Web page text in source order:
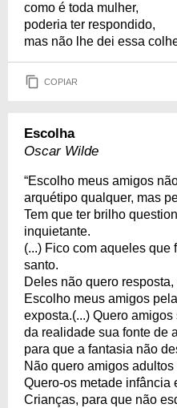
como é toda mulher,
poderia ter respondido,
mas não lhe dei essa
COPIAR
Escolha
Oscar Wilde
“Escolho meus amigos
arquétipo qualquer, mas
Tem que ter brilho
inquietante.
(...) Fico com aqueles que
santo.
Deles não quero
Escolho meus amigos
exposta.(...) Quero
da realidade sua fonte de
para que a fantasia não
Não quero amigos
Quero-os metade infância
Crianças, para que não